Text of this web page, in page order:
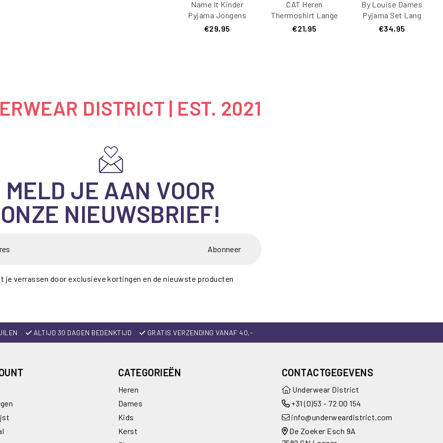
Name It Kinder
Pyjama Jongens
Kort Blauw
€29,95
CAT Heren
Thermoshirt Lange
Mouw Zwart
€21,95
By Louise Dames
Pyjama Set Lang
Interlock Effen Mint
€34,95
DISTRICT | EST. 2021
MELD JE AAN VOOR
ONZE NIEUWSBRIEF!
Abonneer
je verrassen door exclusieve kortingen en de nieuwste producten
ALTIJD 30 DAGEN BEDENKTIJD GRATIS VERZENDING VANAF 40,-
CATEGORIEËN
Heren
Dames
Kids
Kerst
CONTACTGEGEVENS
Underwear District
+31 (0)53 - 72 00 154
info@underweardistrict.com
De Zoeker Esch 9A